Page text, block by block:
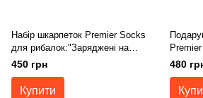
Набір шкарпеток Premier Socks
для рибалок:"Заряджені на
кльов", унісекс, 3 пари в
наборі, розм. 36-39, 40-42, 43-
45
450 грн
Купити
42, 43-
480